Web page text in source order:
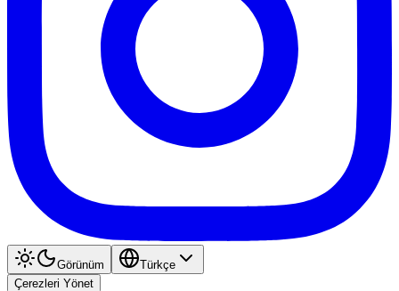
Görünüm
Türkçe
Çerezleri Yönet